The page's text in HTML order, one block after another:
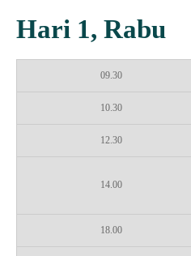
Hari 1, Rabu
09.30
10.30
12.30
14.00
18.00